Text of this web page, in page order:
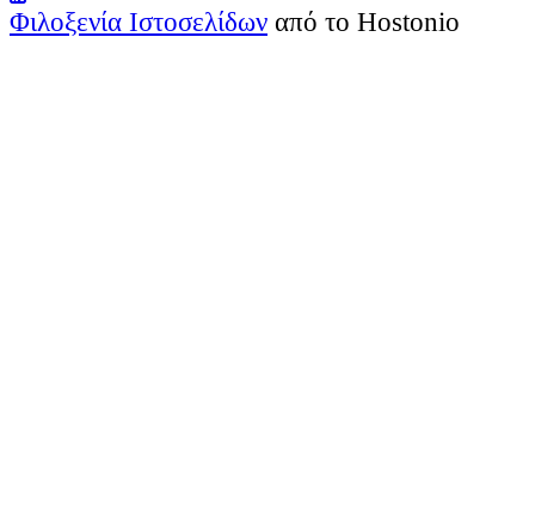
Φιλοξενία Ιστοσελίδων από το Hostonio